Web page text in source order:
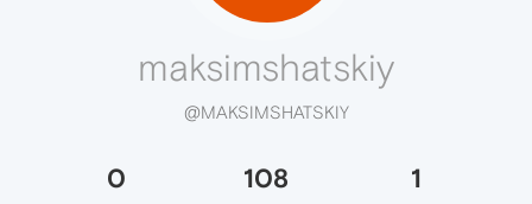
maksimshatskiy
@MAKSIMSHATSKIY
0 108 1